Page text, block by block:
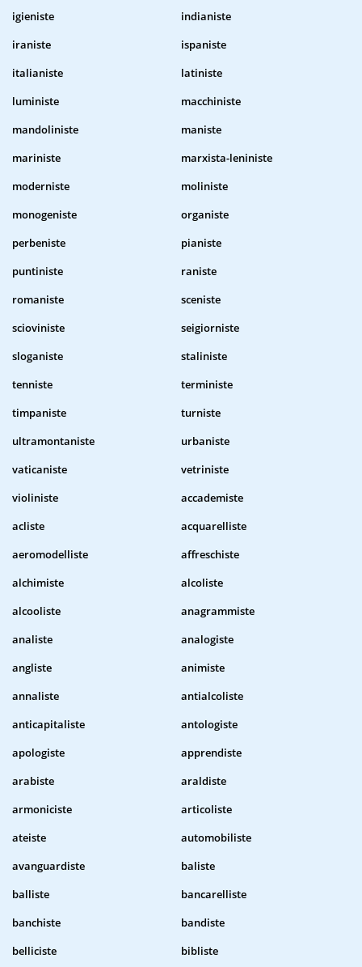
igieniste
indianiste
iraniste
ispaniste
italianiste
latiniste
luministe
macchiniste
mandoliniste
maniste
mariniste
marxista-leniniste
moderniste
moliniste
monogeniste
organiste
perbeniste
pianiste
puntiniste
raniste
romaniste
sceniste
scioviniste
seigiorniste
sloganiste
staliniste
tenniste
terministe
timpaniste
turniste
ultramontaniste
urbaniste
vaticaniste
vetriniste
violiniste
accademiste
acliste
acquarelliste
aeromodelliste
affreschiste
alchimiste
alcoliste
alcooliste
anagrammiste
analiste
analogiste
angliste
animiste
annaliste
antialcoliste
anticapitaliste
antologiste
apologiste
apprendiste
arabiste
araldiste
armoniciste
articoliste
ateiste
automobiliste
avanguardiste
baliste
balliste
bancarelliste
banchiste
bandiste
belliciste
bibliste